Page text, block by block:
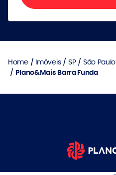
Home Imóveis SP São Paulo
Plano&Mais Barra Funda